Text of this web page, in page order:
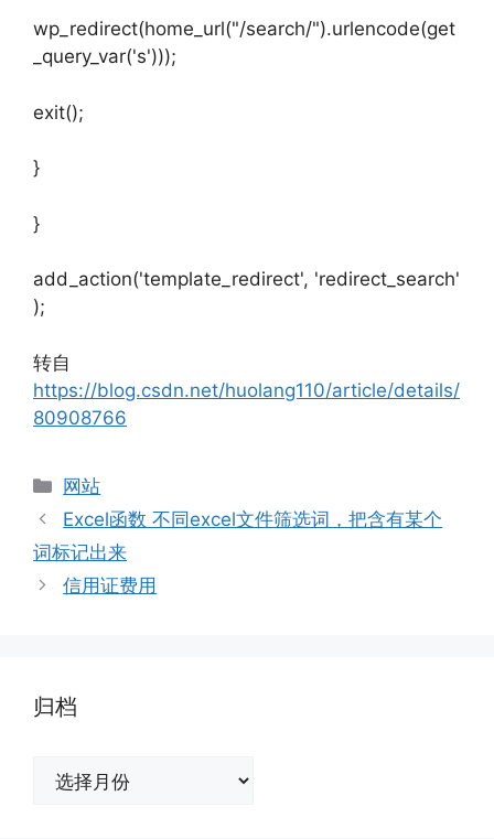
wp_redirect(home_url("/search/").urlencode(get
_query_var('s')));
exit();
}
}
add_action('template_redirect', 'redirect_search'
);
转自
https://blog.csdn.net/huolang110/article/details/
80908766
分
类
网站
Excel函数 不同excel文件筛选词，把含有某个
词标记出来
信用证费用
归档